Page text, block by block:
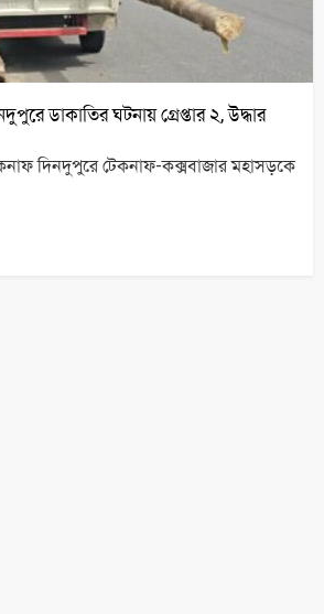
ডাকাতির ঘটনায় গ্রেপ্তার ২, উদ্ধার
দিনদুপুরে টেকনাফ-কক্সবাজার মহাসড়কে